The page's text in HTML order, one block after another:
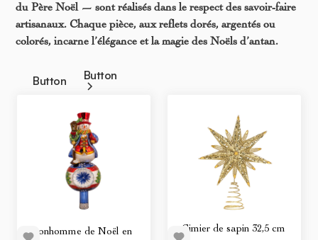
du Père Noël — sont réalisés dans le respect des savoir-faire
artisanaux. Chaque pièce, aux reflets dorés, argentés ou
colorés, incarne l’élégance et la magie des Noëls d’antan.
Button Button
Bonhomme de Noël en
Cimier de sapin 32,5 cm